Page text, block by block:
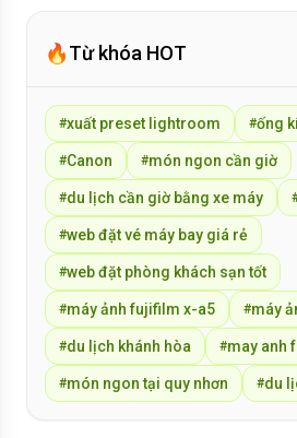
🔥Từ khóa HOT
#xuất preset lightroom #ống
#Canon #món ngon cần giờ
#du lịch cần giờ bằng xe máy
#web đặt vé máy bay giá rẻ
#web đặt phòng khách sạn tốt
#máy ảnh fujifilm x-a5 #máy
#du lịch khánh hòa #may anh
#món ngon tại quy nhơn #du